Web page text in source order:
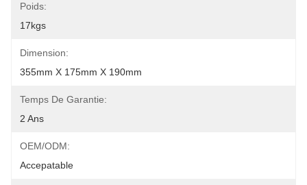
Poids:
17kgs
Dimension:
355mm X 175mm X 190mm
Temps De Garantie:
2 Ans
OEM/ODM:
Accepatable